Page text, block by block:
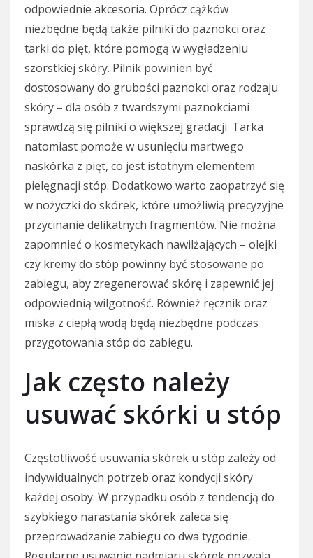
odpowiednie akcesoria. Oprócz cążków
niezbędne będą także pilniki do paznokci oraz
tarki do pięt, które pomogą w wygładzeniu
szorstkiej skóry. Pilnik powinien być
dostosowany do grubości paznokci oraz rodzaju
skóry – dla osób z twardszymi paznokciami
sprawdzą się pilniki o większej gradacji. Tarka
natomiast pomoże w usunięciu martwego
naskórka z pięt, co jest istotnym elementem
pielęgnacji stóp. Dodatkowo warto zaopatrzyć się
w nożyczki do skórek, które umożliwią precyzyjne
przycinanie delikatnych fragmentów. Nie można
zapomnieć o kosmetykach nawilżających – olejki
czy kremy do stóp powinny być stosowane po
zabiegu, aby zregenerować skórę i zapewnić jej
odpowiednią wilgotność. Również ręcznik oraz
miska z ciepłą wodą będą niezbędne podczas
przygotowania stóp do zabiegu.
Jak często należy
usuwać skórki u stóp
Częstotliwość usuwania skórek u stóp zależy od
indywidualnych potrzeb oraz kondycji skóry
każdej osoby. W przypadku osób z tendencją do
szybkiego narastania skórek zaleca się
przeprowadzanie zabiegu co dwa tygodnie.